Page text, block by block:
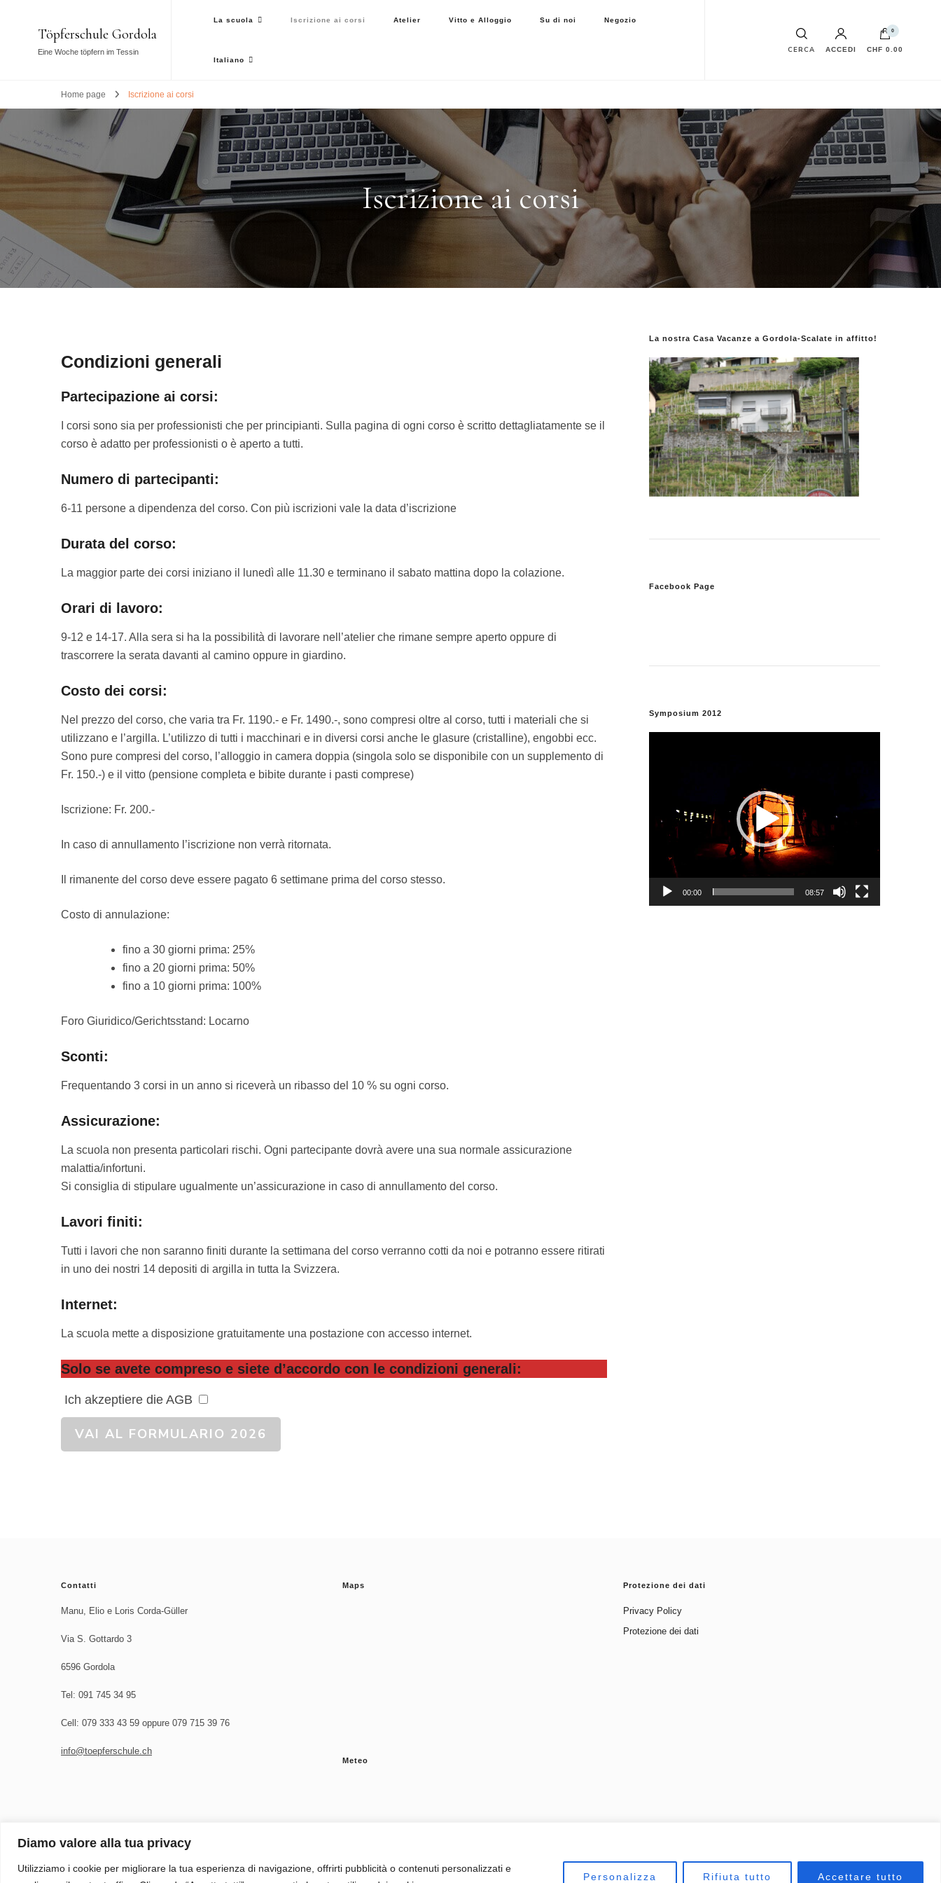
Diamo valore alla tua privacy
Utilizziamo i cookie per migliorare la tua esperienza di navigazione, offrirti pubblicità o contenuti personalizzati e
Personalizza Rifiuta tutto Accettare tutto
Töpferschule Gordola
Eine Woche töpfern im Tessin
La scuola Iscrizione ai corsi Atelier Vitto e Alloggio Su di noi Negozio
Italiano
CERCA ACCEDI
0
CHF 0.00
Home page Iscrizione ai corsi
Iscrizione ai corsi
Condizioni generali
Partecipazione ai corsi:
I corsi sono sia per professionisti che per principianti. Sulla pagina di ogni corso è scritto dettagliatamente se il
corso è adatto per professionisti o è aperto a tutti.
Numero di partecipanti:
6-11 persone a dipendenza del corso. Con più iscrizioni vale la data d’iscrizione
Durata del corso:
La maggior parte dei corsi iniziano il lunedì alle 11.30 e terminano il sabato mattina dopo la colazione.
Orari di lavoro:
9-12 e 14-17. Alla sera si ha la possibilità di lavorare nell’atelier che rimane sempre aperto oppure di
trascorrere la serata davanti al camino oppure in giardino.
Costo dei corsi:
Nel prezzo del corso, che varia tra Fr. 1190.- e Fr. 1490.-, sono compresi oltre al corso, tutti i materiali che si
utilizzano e l’argilla. L’utilizzo di tutti i macchinari e in diversi corsi anche le glasure (cristalline), engobbi ecc.
Sono pure compresi del corso, l’alloggio in camera doppia (singola solo se disponibile con un supplemento di
Fr. 150.-) e il vitto (pensione completa e bibite durante i pasti comprese)
Iscrizione: Fr. 200.-
In caso di annullamento l’iscrizione non verrà ritornata.
Il rimanente del corso deve essere pagato 6 settimane prima del corso stesso.
Costo di annulazione:
fino a 30 giorni prima: 25%
fino a 20 giorni prima: 50%
fino a 10 giorni prima: 100%
Foro Giuridico/Gerichtsstand: Locarno
Sconti:
Frequentando 3 corsi in un anno si riceverà un ribasso del 10 % su ogni corso.
Assicurazione:
La scuola non presenta particolari rischi. Ogni partecipante dovrà avere una sua normale assicurazione
malattia/infortuni.
Si consiglia di stipulare ugualmente un’assicurazione in caso di annullamento del corso.
Lavori finiti:
Tutti i lavori che non saranno finiti durante la settimana del corso verranno cotti da noi e potranno essere ritirati
in uno dei nostri 14 depositi di argilla in tutta la Svizzera.
Internet:
La scuola mette a disposizione gratuitamente una postazione con accesso internet.
Solo se avete compreso e siete d’accordo con le condizioni generali:
Ich akzeptiere die AGB
VAI AL FORMULARIO 2026
La nostra Casa Vacanze a Gordola-Scalate in affitto!
Facebook Page
Symposium 2012
00:00 08:57
Contatti
Manu, Elio e Loris Corda-Güller
Via S. Gottardo 3
6596 Gordola
Tel: 091 745 34 95
Cell: 079 333 43 59 oppure 079 715 39 76
info@toepferschule.ch
Maps
Meteo
Protezione dei dati
Privacy Policy
Protezione dei dati
© Copyright 2026 Töpferschule Gordola. Tutti i diritti riservati. Blossom Shop | Sviluppato da Blossom Themes Privacy Policy